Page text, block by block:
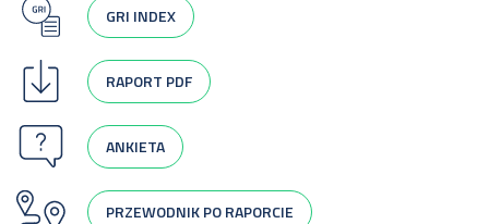
GRI INDEX
RAPORT PDF
ANKIETA
PRZEWODNIK PO RAPORCIE